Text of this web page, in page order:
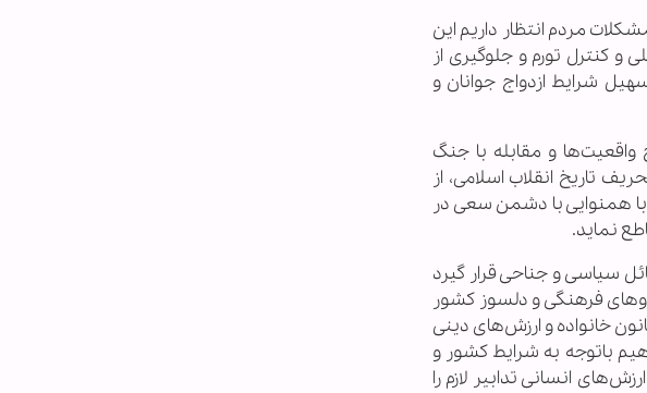
مردم انتظار داریم این
و کنترل تورم و جلوگیری از
شرایط ازدواج جوانان و
واقعیت‌ها و مقابله با جنگ
تاریخ انقلاب اسلامی، از
همنوایی با دشمن سعی در
نماید.
سیاسی و جناحی قرار گیرد
فرهنگی و دلسوز کشور
خانواده و ارزش‌های دینی
باتوجه به شرایط کشور و
انسانی تدابیر لازم را